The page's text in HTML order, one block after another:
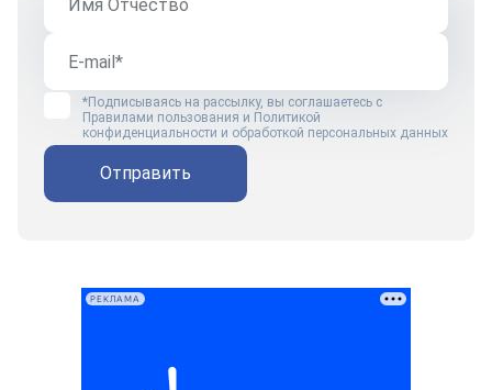
*Подписываясь на рассылку, вы соглашаетесь с
Правилами пользования и Политикой
конфиденциальности и обработкой персональных данных
Отправить
РЕКЛАМА